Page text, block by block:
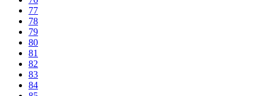
77
78
79
80
81
82
83
84